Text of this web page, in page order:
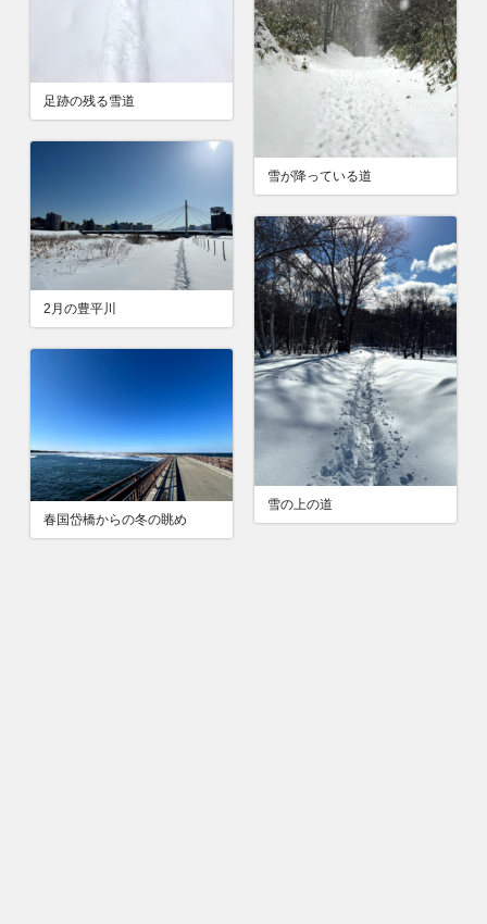
足跡の残る雪道
雪が降っている道
2月の豊平川
雪の上の道
春国岱橋からの冬の眺め